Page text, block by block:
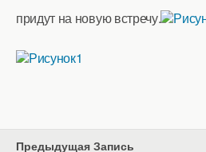
придут на новую встречу.
Предыдущая Запись